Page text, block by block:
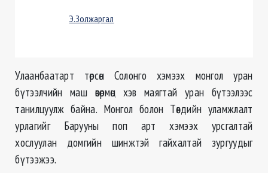
Э.Золжаргал
Улаанбаатарт төрсөн Солонго хэмээх монгол уран
бүтээлчийн маш өвөрмөц хэв маягтай уран бүтээлээс
танилцуулж байна. Монгол болон Төвдийн уламжлалт
урлагийг Барууны поп арт хэмээх урсгалтай
хослуулан домгийн шинжтэй гайхалтай зургуудыг
бүтээжээ.